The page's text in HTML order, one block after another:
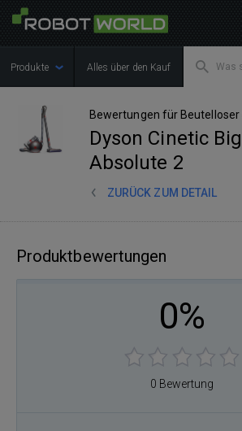
Produkte Alles über den Kauf
Bewertungen für
Dyson Cinetic Big
Absolute 2
ZURÜCK ZUM DETAIL
Produktbewertungen
0%
0 Bewertung